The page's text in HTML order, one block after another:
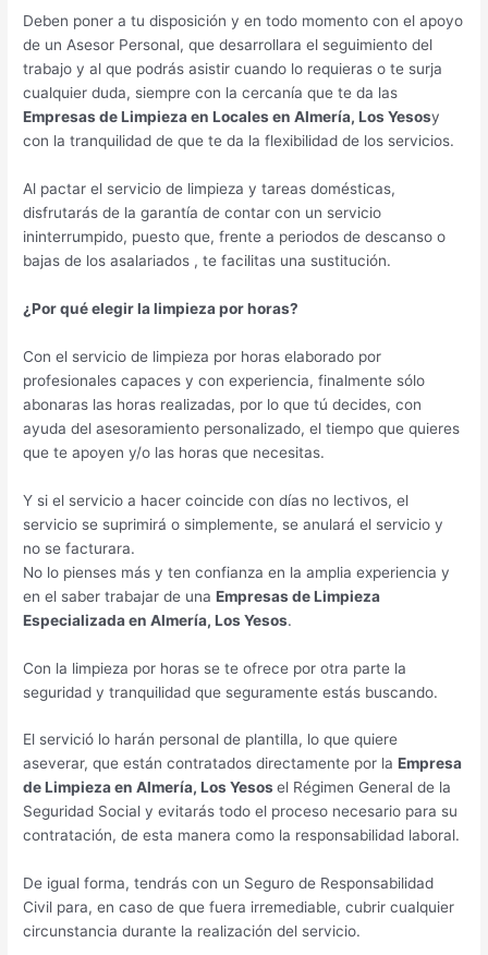
Deben poner a tu disposición y en todo momento con el apoyo
de un Asesor Personal, que desarrollara el seguimiento del
trabajo y al que podrás asistir cuando lo requieras o te surja
cualquier duda, siempre con la cercanía que te da las
Empresas de Limpieza en Locales en Almería, Los Yesosy
con la tranquilidad de que te da la flexibilidad de los servicios.
Al pactar el servicio de limpieza y tareas domésticas,
disfrutarás de la garantía de contar con un servicio
ininterrumpido, puesto que, frente a periodos de descanso o
bajas de los asalariados , te facilitas una sustitución.
¿Por qué elegir la limpieza por horas?
Con el servicio de limpieza por horas elaborado por
profesionales capaces y con experiencia, finalmente sólo
abonaras las horas realizadas, por lo que tú decides, con
ayuda del asesoramiento personalizado, el tiempo que quieres
que te apoyen y/o las horas que necesitas.
Y si el servicio a hacer coincide con días no lectivos, el
servicio se suprimirá o simplemente, se anulará el servicio y
no se facturara.
No lo pienses más y ten confianza en la amplia experiencia y
en el saber trabajar de unaEmpresas de Limpieza
Especializada en Almería, Los Yesos.
Con la limpieza por horas se te ofrece por otra parte la
seguridad y tranquilidad que seguramente estás buscando.
El servició lo harán personal de plantilla, lo que quiere
aseverar, que están contratados directamente por laEmpresa
de Limpieza en Almería, Los Yesosel Régimen General de la
Seguridad Social y evitarás todo el proceso necesario para su
contratación, de esta manera como la responsabilidad laboral.
De igual forma, tendrás con un Seguro de Responsabilidad
Civil para, en caso de que fuera irremediable, cubrir cualquier
circunstancia durante la realización del servicio.